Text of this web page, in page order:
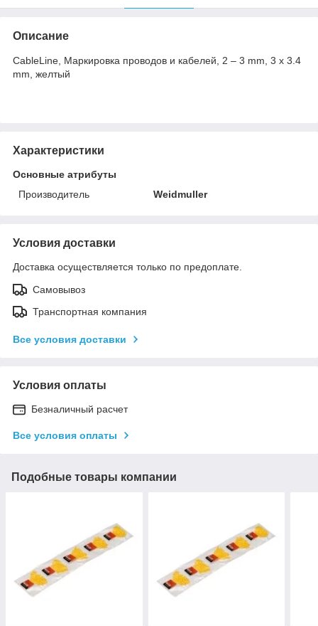
Описание
CableLine, Маркировка проводов и кабелей, 2 – 3 mm, 3 x 3.4
mm, желтый
Характеристики
Основные атрибуты
Производитель
Weidmuller
Условия доставки
Доставка осуществляется только по предоплате.
Самовывоз
Транспортная компания
Все условия доставки
Условия оплаты
Безналичный расчет
Все условия оплаты
Подобные товары компании